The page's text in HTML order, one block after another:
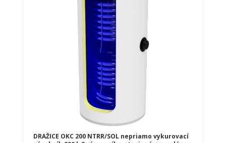
DRAŽICE OKC 200 NTRR/SOL nepriamo vykurovací